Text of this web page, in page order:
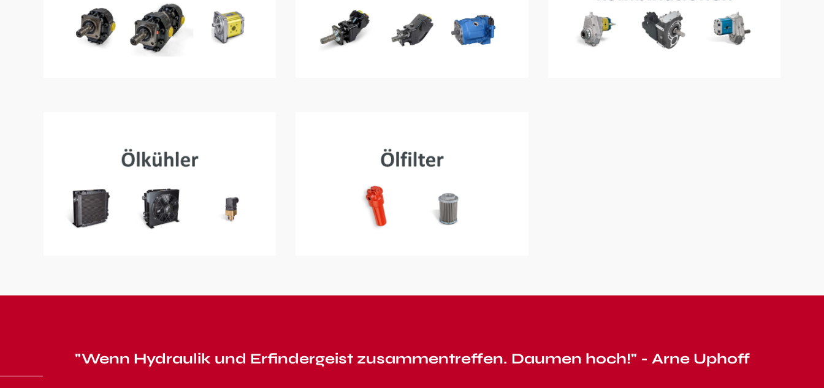
"Wenn Hydraulik und Erfindergeist zusammentreffen. Daumen hoch!" - Arne Uphoff